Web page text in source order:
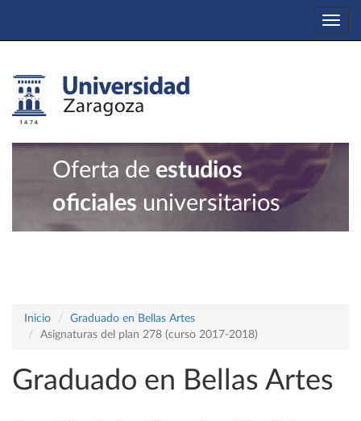
Oferta de estudios
oficiales universitarios
Inicio
Graduado en Bellas Artes
Asignaturas del plan 278 (curso 2017-2018)
Graduado en Bellas Artes